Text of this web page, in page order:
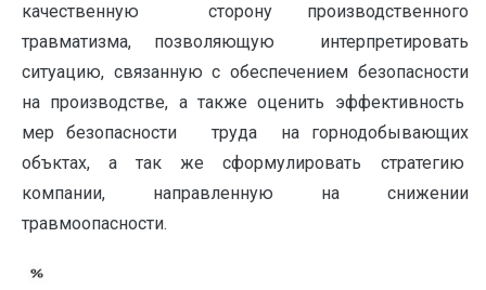
качественную сторону производственного
травматизма, позволяющую интерпретировать
ситуацию, связанную с обеспечением безопасности
на производстве, а также оценить эффективность
мер безопасности труда на горнодобывающих
объктах, а так же сформулировать стратегию
компании, направленную на снижении
травмоопасности.